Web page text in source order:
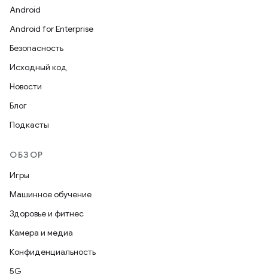
Android
Android for Enterprise
Безопасность
Исходный код
Новости
Блог
Подкасты
ОБЗОР
Игры
Машинное обучение
Здоровье и фитнес
Камера и медиа
Конфиденциальность
5G